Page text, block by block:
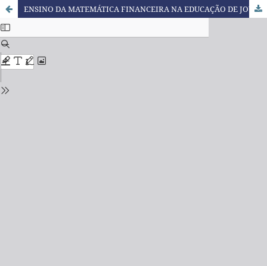
ENSINO DA MATEMÁTICA FINANCEIRA NA EDUCAÇÃO DE JOVENS E ADULTOS – CONSIDERAÇÕES NO OLHAR DA APRENDIZAGEM SIGNIFICATIVA